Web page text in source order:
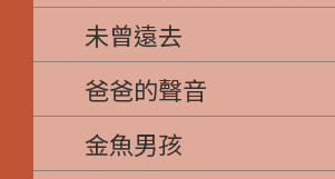
未曾遠去
爸爸的聲音
金魚男孩